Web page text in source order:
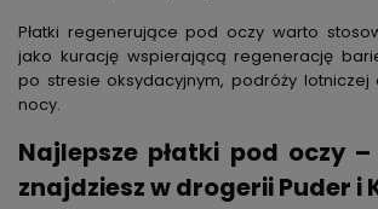
Płatki regenerujące pod oczy warto
jako kurację wspierającą regenerację
po stresie oksydacyjnym, podróży lotniczej
nocy.
Najlepsze płatki pod oczy
znajdziesz w drogerii Puder i